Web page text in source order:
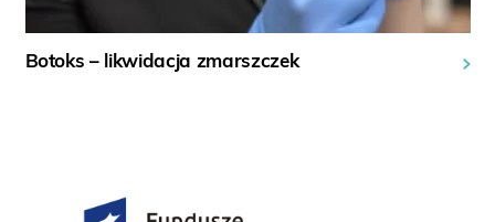
Botoks – likwidacja zmarszczek